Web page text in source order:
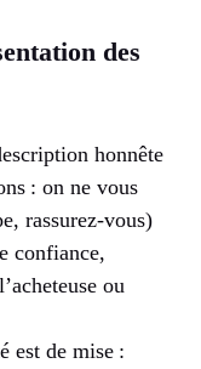
des
honnête
: on ne vous
rassurez-vous)
confiance,
ou
est de mise :